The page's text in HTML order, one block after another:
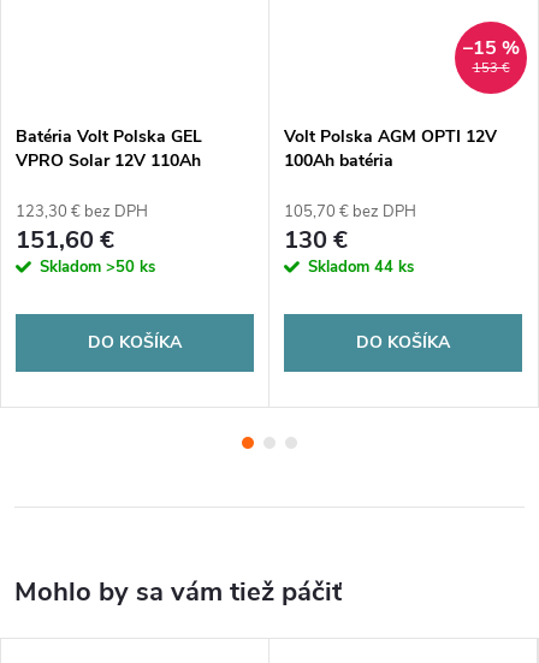
Batéria Volt Polska GEL
VPRO Solar 12V 110Ah
123,30 € bez DPH
151,60 €
Skladom >50 ks
DO KOŠÍKA
153 €
–15 %
Volt Polska AGM OPTI 12V
100Ah batéria
105,70 € bez DPH
130 €
Skladom 44 ks
DO KOŠÍKA